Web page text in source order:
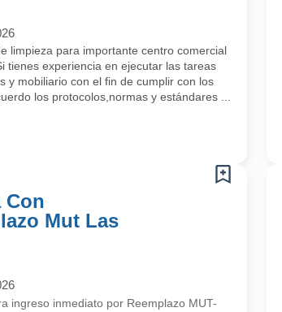
limpieza para importante centro comercial
tienes experiencia en ejecutar las tareas
y mobiliario con el fin de cumplir con los
los protocolos,normas y estándares ...
Con
Mut Las
ingreso inmediato por Reemplazo MUT-